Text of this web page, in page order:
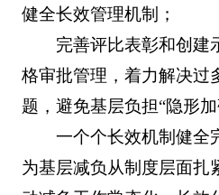
健全长效管理机制；
完善评比表彰和创建
格审批管理，着力解决过
题，避免基层负担“隐形
一个个长效机制健全
为基层减负从制度层面扎